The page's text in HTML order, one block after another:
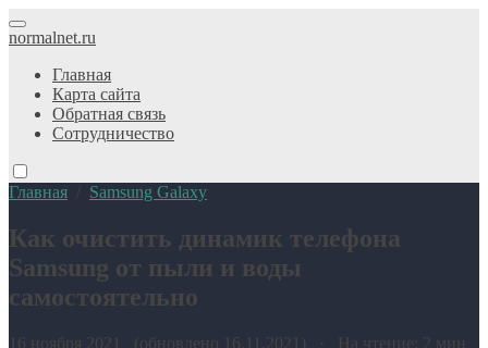
normalnet.ru
Главная
Карта сайта
Обратная связь
Сотрудничество
Главная Samsung Galaxy
Как очистить динамик телефона
Samsung от пыли и воды
самостоятельно
16 ноября 2021 (обновлено 16.11.2021) · На чтение: 2 мин